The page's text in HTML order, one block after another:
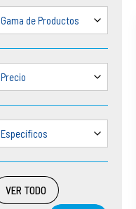
Gama de Productos
Precio
Específicos
VER TODO